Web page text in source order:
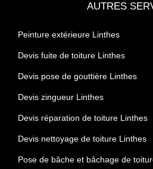
AUTRES
Peinture extérieure Linthes
Devis fuite de toiture Linthes
Devis pose de gouttière Linthes
Devis zingueur Linthes
Devis réparation de toiture Linthes
Devis nettoyage de toiture Linthes
Pose de bâche et bâchage de